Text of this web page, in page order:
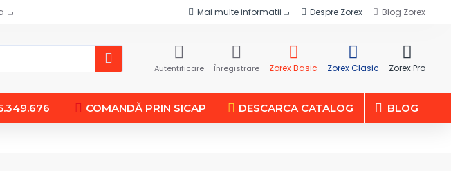
Mai multe informatii Despre Zorex Blog Zorex
Autentificare Înregistrare Zorex Basic Zorex Clasic Zorex Pro
COMANDĂ PRIN SICAP DESCARCA CATALOG BLOG